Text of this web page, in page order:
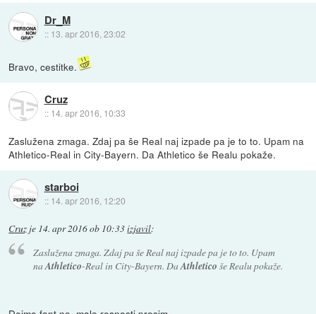
Dr_M
:: 13. apr 2016, 23:02
Bravo, cestitke.
Cruz
:: 14. apr 2016, 10:33
Zaslužena zmaga. Zdaj pa še Real naj izpade pa je to to. Upam na
Athletico-Real in City-Bayern. Da Athletico še Realu pokaže.
starboi
:: 14. apr 2016, 12:20
Cruz je 14. apr 2016 ob 10:33izjavil:
Zaslužena zmaga. Zdaj pa še Real naj izpade pa je to to. Upam
naAthletico-Real in City-Bayern. DaAthletico še Realu pokaže.